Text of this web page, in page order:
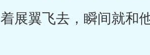
着展翼飞去，瞬间就和